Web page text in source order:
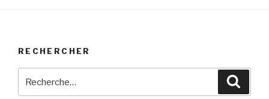
RECHERCHER